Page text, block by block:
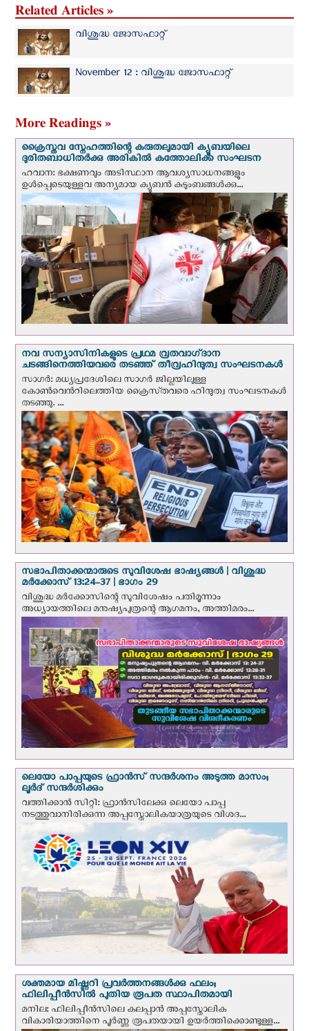
Related Articles »
വിശുദ്ധ ജോസഫാറ്റ്‌
November 12 : വിശുദ്ധ ജോസഫാറ്റ്‌
More Readings »
ക്രൈസ്തവ സ്നേഹത്തിന്റെ കരുതലുമായി ക്യൂബയിലെ
ദുരിതബാധിതർക്കു അരികിൽ കത്തോലിക്ക സംഘടന
ഹവാന: ഭക്ഷണവും അടിസ്ഥാന ആവശ്യസാധനങ്ങളും
ഉള്‍പ്പെടെയുള്ളവ അന്യമായ ക്യൂബൻ കുടുംബങ്ങൾക്കു...
നവ സന്യാസിനികളുടെ പ്രഥമ വ്രതവാഗ്‌ദാന
ചടങ്ങിനെത്തിയവരെ തടഞ്ഞ് തീവ്രഹിന്ദുത്വ സംഘടനകള്‍
സാഗർ: മധ്യപ്രദേശിലെ സാഗർ ജില്ലയിലുള്ള
കോൺവെന്‍റിലെത്തിയ ക്രൈസ്‌തവരെ ഹിന്ദുത്വ സംഘടനകൾ
തടഞ്ഞു. ...
സഭാപിതാക്കന്മാരുടെ സുവിശേഷ ഭാഷ്യങ്ങള്‍ | വിശുദ്ധ
മര്‍ക്കോസ് 13:24-37 | ഭാഗം 29
വിശുദ്ധ മര്‍ക്കോസിന്റെ സുവിശേഷം പതിമൂന്നാം
അധ്യായത്തിലെ മനുഷ്യപുത്രന്റെ ആഗമനം, അത്തിമരം...
ലെയോ പാപ്പയുടെ ഫ്രാന്‍സ് സന്ദര്‍ശനം അടുത്ത മാസം;
ലൂര്‍ദ് സന്ദര്‍ശിക്കും
വത്തിക്കാന്‍ സിറ്റി: ഫ്രാൻസിലേക്കു ലെയോ പാപ്പ
നടത്തുവാനിരിക്കുന്ന അപ്പസ്തോലികയാത്രയുടെ വിശദ...
ശക്തമായ മിഷ്ണറി പ്രവർത്തനങ്ങൾക്കു ഫലം;
ഫിലിപ്പീൻസിൽ പുതിയ രൂപത സ്ഥാപിതമായി
മനില: ഫിലിപ്പീൻസിലെ കലപ്പാൻ അപ്പസ്തോലിക
വികാരിയാത്തിനെ പൂർണ്ണ രൂപതയായി ഉയർത്തിക്കൊണ്ടുള്ള...